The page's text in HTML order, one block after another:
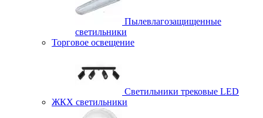
Пылевлагозащищенные
светильники
Торговое освещение
Светильники трековые LED
ЖКХ светильники